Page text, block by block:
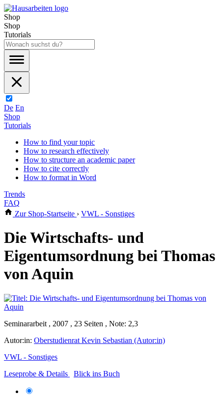
Shop
Shop
Tutorials
De En
Shop
Tutorials
How to find your topic
How to research effectively
How to structure an academic paper
How to cite correctly
How to format in Word
Trends
FAQ
Zur Shop-Startseite › VWL - Sonstiges
Die Wirtschafts- und
Eigentumsordnung bei Thomas
von Aquin
Seminararbeit , 2007 , 23 Seiten , Note: 2,3
Autor:in: Oberstudienrat Kevin Sebastian (Autor:in)
VWL - Sonstiges
Leseprobe & Details
Blick ins Buch